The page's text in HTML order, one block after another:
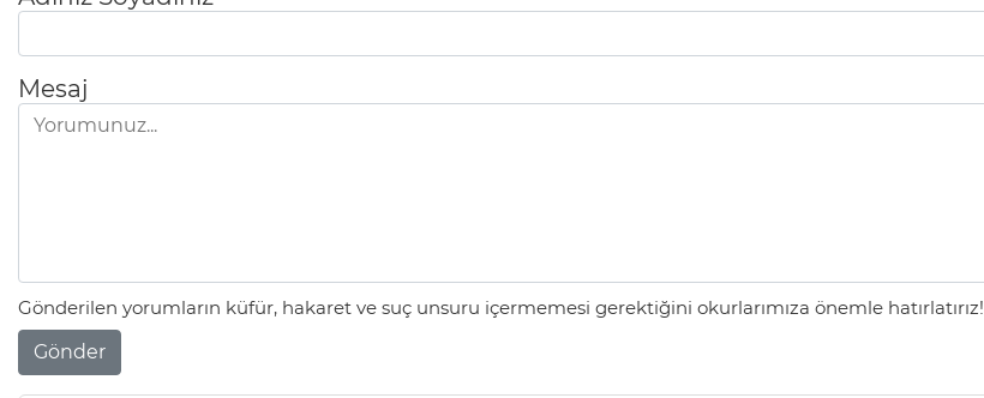
Mesaj
Gönderilen yorumların küfür, hakaret ve suç unsuru içermemesi gerektiğini okurlarımıza önemle hatırlatırız!
Gönder